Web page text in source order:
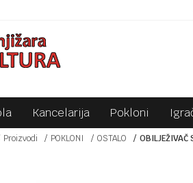
PLAĆANJE PLATNIM KARTICAMA!
Kancelarija Pokloni
Proizvodi POKLONI OSTALO OBILJEŽIVAČ